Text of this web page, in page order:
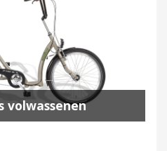
volwassenen